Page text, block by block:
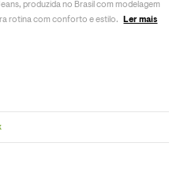
produzida no Brasil com modelagem
rotina com conforto e estilo.
Ler mais